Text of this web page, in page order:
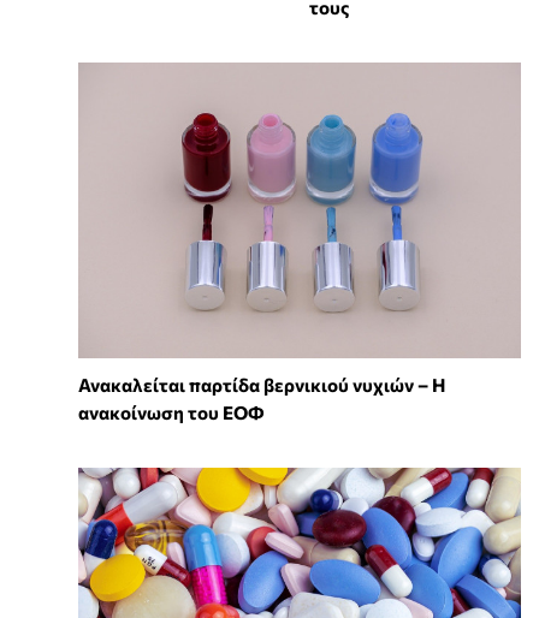
τους
Ανακαλείται παρτίδα βερνικιού νυχιών – Η
ανακοίνωση του ΕΟΦ